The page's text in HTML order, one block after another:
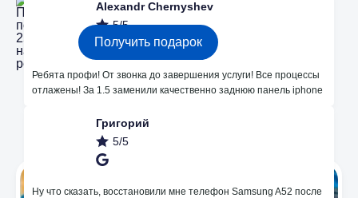
Alexandr Chernyshev
5/5
Ребята профи! От звонка до завершения услуги! Все процессы
отлажены! За 1.5 заменили качественно заднюю панель iphone
Григорий
5/5
Ну что сказать, восстановили мне телефон Samsung A52 после
Получите подарок 250 лей на ремонт!
Получить подарок
Мы в Instagram